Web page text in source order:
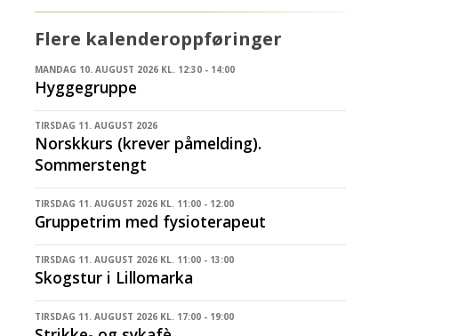
Flere kalenderoppføringer
MANDAG 10. AUGUST 2026 KL. 12:30 - 14:00
Hyggegruppe
TIRSDAG 11. AUGUST 2026
Norskkurs (krever påmelding).
Sommerstengt
TIRSDAG 11. AUGUST 2026 KL. 11:00 - 12:00
Gruppetrim med fysioterapeut
TIRSDAG 11. AUGUST 2026 KL. 11:00 - 13:00
Skogstur i Lillomarka
TIRSDAG 11. AUGUST 2026 KL. 17:00 - 19:00